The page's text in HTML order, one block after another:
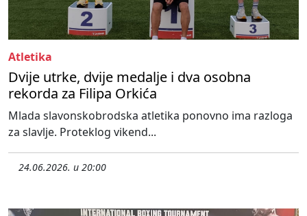
Atletika
Dvije utrke, dvije medalje i dva osobna
rekorda za Filipa Orkića
Mlada slavonskobrodska atletika ponovno ima razloga
za slavlje. Proteklog vikend...
24.06.2026. u 20:00